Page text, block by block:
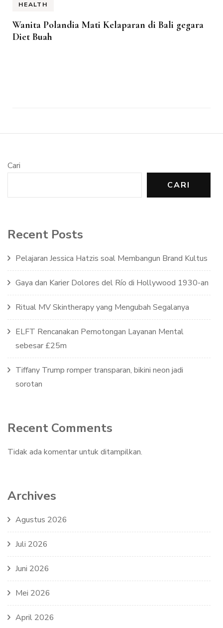
HEALTH
Wanita Polandia Mati Kelaparan di Bali gegara
Diet Buah
Cari
CARI
Recent Posts
Pelajaran Jessica Hatzis soal Membangun Brand Kultus
Gaya dan Karier Dolores del Río di Hollywood 1930-an
Ritual MV Skintherapy yang Mengubah Segalanya
ELFT Rencanakan Pemotongan Layanan Mental
sebesar £25m
Tiffany Trump romper transparan, bikini neon jadi
sorotan
Recent Comments
Tidak ada komentar untuk ditampilkan.
Archives
Agustus 2026
Juli 2026
Juni 2026
Mei 2026
April 2026